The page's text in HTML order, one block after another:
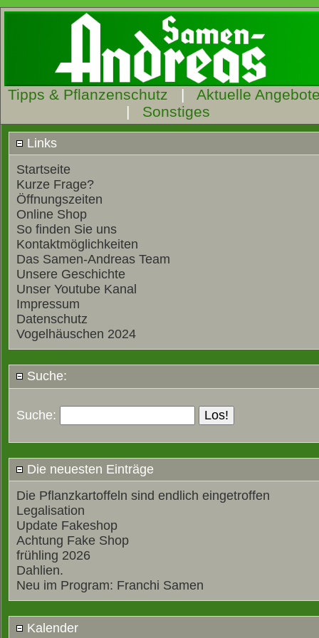
Tipps & Pflanzenschutz | Aktuelle
| Sonstiges
Links
Startseite
Kurze Frage?
Öffnungszeiten
Online Shop
So finden Sie uns
Kontaktmöglichkeiten
Das Samen-Andreas Team
Unsere Geschichte
Unser Youtube Kanal
Impressum
Datenschutz
Vogelhäuschen 2024
Suche:
Suche:
Die neuesten Einträge
Die Pflanzkartoffeln sind endlich eingetroffen
Legalisation
Update Fakeshop
Achtung Fake Shop
frühling 2026
Dahlien.
Neu im Program: Franchi Samen
Kalender